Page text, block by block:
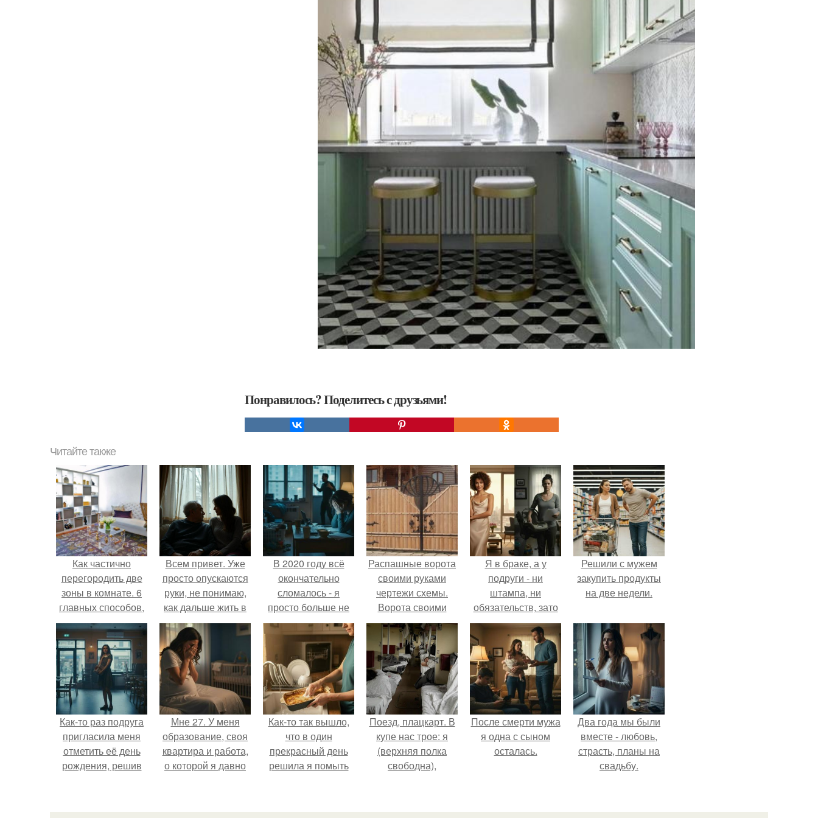
Понравилось? Поделитесь с друзьями!
Читайте также
Как частично
перегородить две
зоны в комнате. 6
главных способов,
как правильно
разделить комнату
на 2 зоны
Всем привет. Уже
просто опускаются
руки, не понимаю,
как дальше жить в
этой ситуации.
В 2020 году всё
окончательно
сломалось - я
просто больше не
тянула всё одна.
Распашные ворота
своими руками
чертежи схемы.
Ворота своими
руками – 120 фото,
чертежей и эскизов
не сложных
современных и
классических
вариантов ворот
Я в браке, а у
подруги - ни
штампа, ни
обязательств, зато
ключи от новой
квартиры, которую
ей подарил
обеспеченный
мужчина.
Решили с мужем
закупить продукты
на две недели.
Как-то раз подруга
пригласила меня
отметить её день
рождения, решив
Мне 27. У меня
образование, своя
квартира и работа,
о которой я давно
Как-то так вышло,
что в один
прекрасный день
решила я помыть
покое.
Поезд, плацкарт. В
купе нас трое: я
(верхняя полка
свободна),
сорока с дочкой
После смерти мужа
я одна с сыном
осталась.
Два года мы были
вместе - любовь,
страсть, планы на
свадьбу.